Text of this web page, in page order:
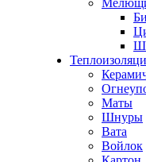
Маты
Шнуры
Вата
Войлок